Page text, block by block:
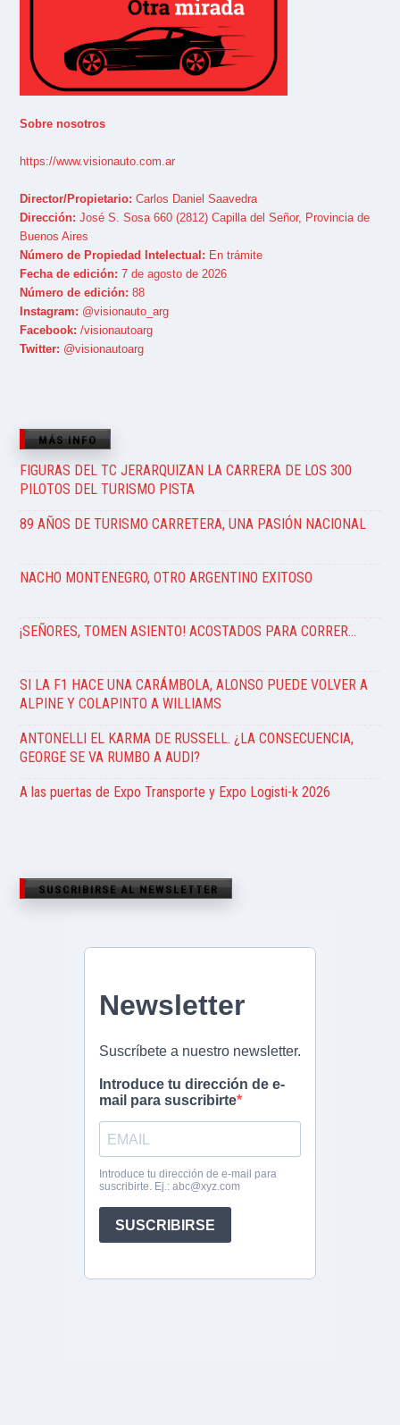
Sobre nosotros
https://www.visionauto.com.ar
Director/Propietario: Carlos Daniel Saavedra
Dirección: José S. Sosa 660 (2812) Capilla del Señor, Provincia de
Buenos Aires
Número de Propiedad Intelectual: En trámite
Fecha de edición: 7 de agosto de 2026
Número de edición: 88
Instagram: @visionauto_arg
Facebook: /visionautoarg
Twitter: @visionautoarg
MÁS INFO
FIGURAS DEL TC JERARQUIZAN LA CARRERA DE LOS 300
PILOTOS DEL TURISMO PISTA
89 AÑOS DE TURISMO CARRETERA, UNA PASIÓN NACIONAL
NACHO MONTENEGRO, OTRO ARGENTINO EXITOSO
¡SEÑORES, TOMEN ASIENTO! ACOSTADOS PARA CORRER…
SI LA F1 HACE UNA CARÁMBOLA, ALONSO PUEDE VOLVER A
ALPINE Y COLAPINTO A WILLIAMS
ANTONELLI EL KARMA DE RUSSELL. ¿LA CONSECUENCIA,
GEORGE SE VA RUMBO A AUDI?
A las puertas de Expo Transporte y Expo Logisti-k 2026
SUSCRIBIRSE AL NEWSLETTER